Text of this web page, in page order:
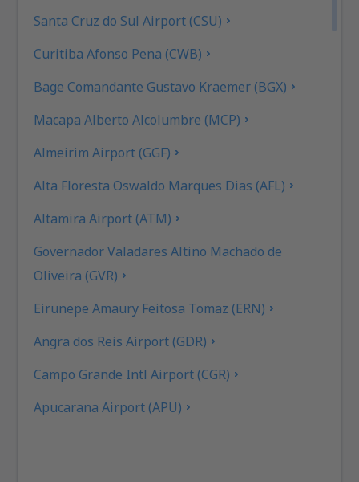
Santa Cruz do Sul Airport (CSU)
Curitiba Afonso Pena (CWB)
Bage Comandante Gustavo Kraemer (BGX)
Macapa Alberto Alcolumbre (MCP)
Almeirim Airport (GGF)
Alta Floresta Oswaldo Marques Dias (AFL)
Altamira Airport (ATM)
Governador Valadares Altino Machado de
Oliveira (GVR)
Eirunepe Amaury Feitosa Tomaz (ERN)
Angra dos Reis Airport (GDR)
Campo Grande Intl Airport (CGR)
Apucarana Airport (APU)